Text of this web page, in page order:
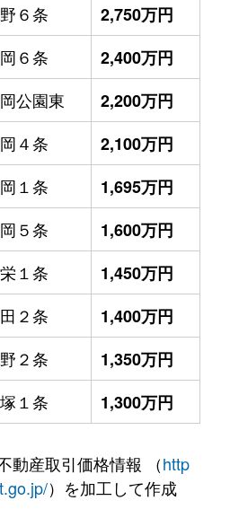
６条
2,750万円
６条
2,400万円
公園東
2,200万円
４条
2,100万円
１条
1,695万円
５条
1,600万円
１条
1,450万円
２条
1,400万円
２条
1,350万円
１条 1,300万円
動産取引価格情報 （http
）を加工して作成